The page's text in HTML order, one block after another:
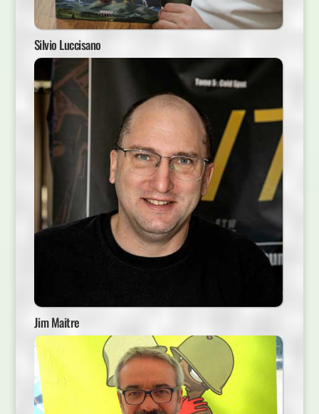
Silvio Luccisano
Jim Maitre